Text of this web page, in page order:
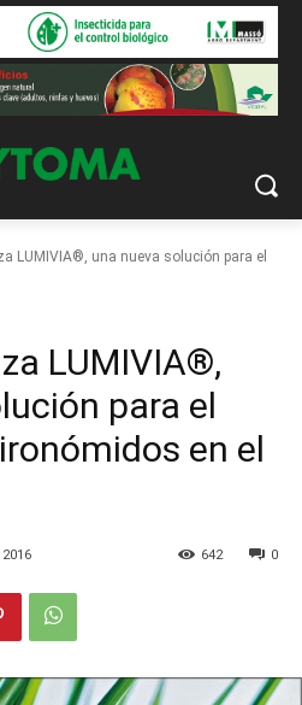
LUMIVIA®, una nueva solución para el
LUMIVIA®,
para el
en el
0
642